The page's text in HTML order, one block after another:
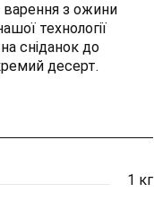
варення з ожини
технології
сніданок до
десерт.
1 кг